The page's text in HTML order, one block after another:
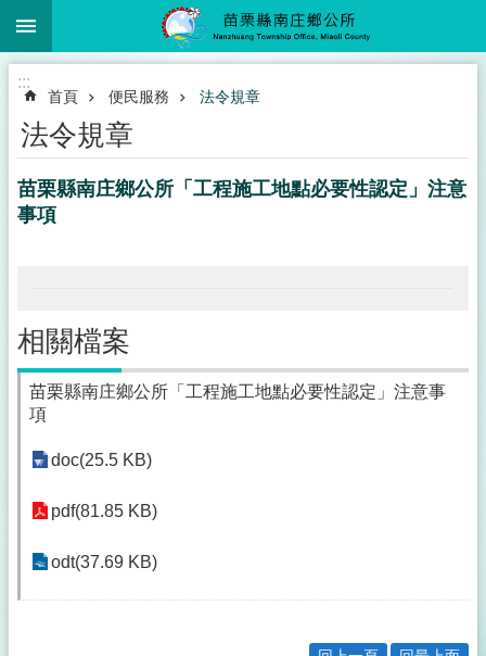
跳到主要內容區塊
:::
首頁 便民服務 法令規章
法令規章
苗栗縣南庄鄉公所「工程施工地點必要性認定」注意
事項
相關檔案
苗栗縣南庄鄉公所「工程施工地點必要性認定」注意事
項
doc(25.5 KB)
pdf(81.85 KB)
odt(37.69 KB)